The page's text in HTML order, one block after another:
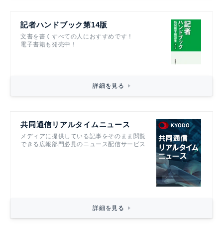
記者ハンドブック第14版
文書を書くすべての人におすすめです！
電子書籍も発売中！
詳細を見る
共同通信リアルタイムニュース
メディアに提供している記事をそのまま閲覧
できる広報部門必見のニュース配信サービス
詳細を見る